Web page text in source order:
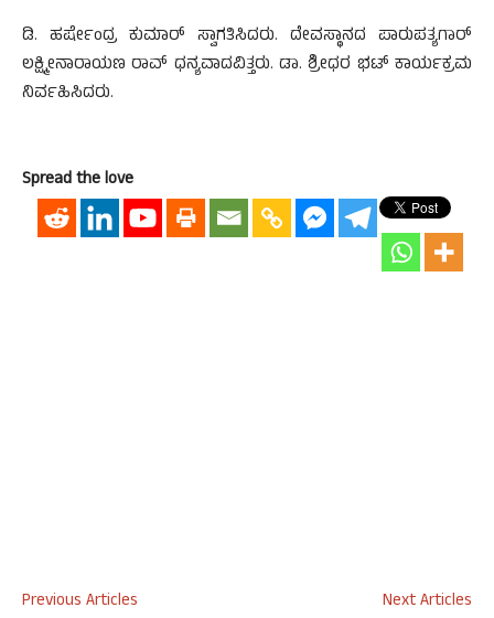
ಡಿ. ಹರ್ಷೇಂದ್ರ ಕುಮಾರ್ ಸ್ವಾಗತಿಸಿದರು. ದೇವಸ್ಥಾನದ ಪಾರುಪತ್ಯಗಾರ್
ಲಕ್ಷ್ಮೀನಾರಾಯಣ ರಾವ್ ಧನ್ಯವಾದವಿತ್ತರು. ಡಾ. ಶ್ರೀಧರ ಭಟ್ ಕಾರ್ಯಕ್ರಮ
ನಿರ್ವಹಿಸಿದರು.
Spread the love
Previous Articles
Next Articles